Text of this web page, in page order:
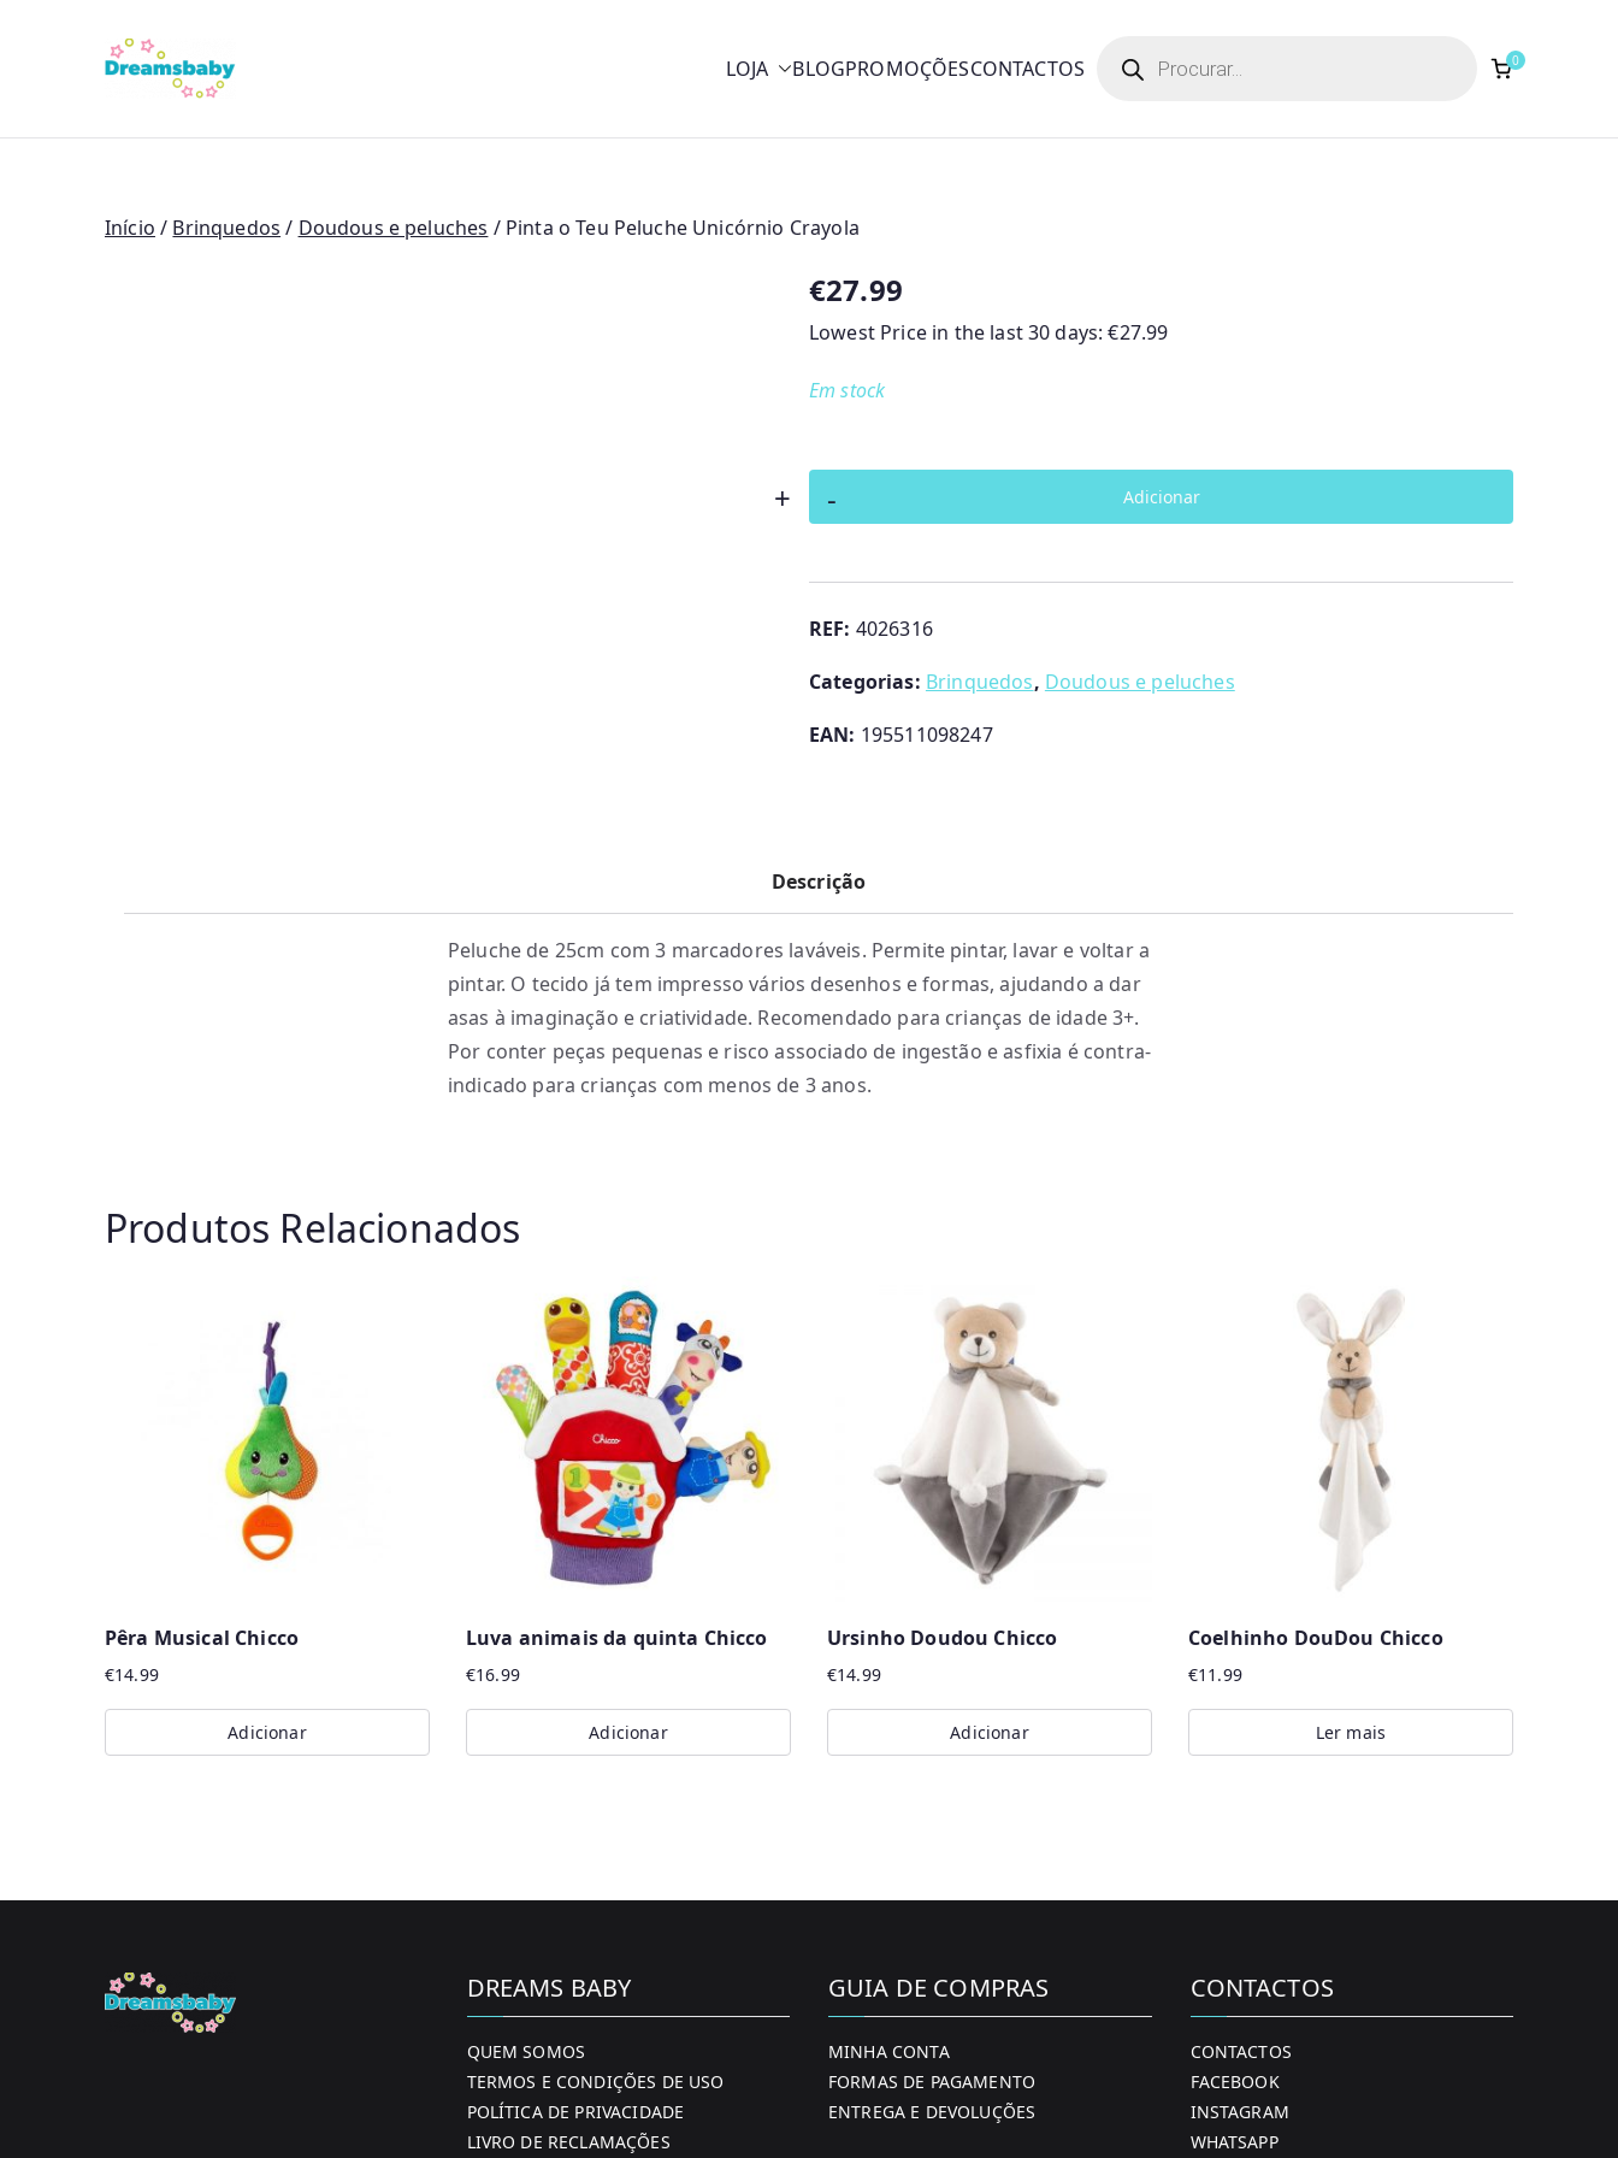
LOJA BLOGPROMOÇÕESCONTACTOS search 0
Início / Brinquedos / Doudous e peluches / Pinta o Teu Peluche Unicórnio Crayola
€27.99
Lowest Price in the last 30 days:€27.99
Em stock
-
de
o
Teu
Unicórnio
Crayola
+ Adicionar
REF: 4026316
Categorias: Brinquedos, Doudous e peluches
EAN: 195511098247
Descrição
Peluche de 25cm com 3 marcadores laváveis. Permite pintar, lavar e voltar a
pintar. O tecido já tem impresso vários desenhos e formas, ajudando a dar
asas à imaginação e criatividade. Recomendado para crianças de idade 3+.
Por conter peças pequenas e risco associado de ingestão e asfixia é contra-
indicado para crianças com menos de 3 anos.
Produtos Relacionados
Pêra Musical Chicco
€14.99
Adicionar
Luva animais da quinta Chicco
€16.99
Adicionar
Ursinho Doudou Chicco
€14.99
Adicionar
Coelhinho DouDou Chicco
€11.99
Ler mais
DREAMS BABY
QUEM SOMOS
TERMOS E CONDIÇÕES DE USO
POLÍTICA DE PRIVACIDADE
LIVRO DE RECLAMAÇÕES
GUIA DE COMPRAS
MINHA CONTA
FORMAS DE PAGAMENTO
ENTREGA E DEVOLUÇÕES
CONTACTOS
CONTACTOS
FACEBOOK
INSTAGRAM
WHATSAPP